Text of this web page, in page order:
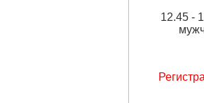
12.45 -